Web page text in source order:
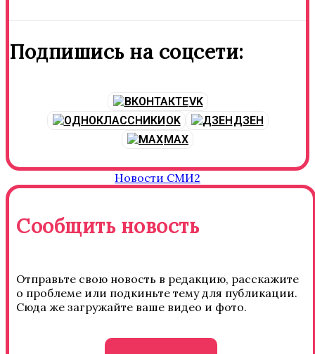
Подпишись на соцсети:
VK
OK
ДЗЕН
MAX
Новости СМИ2
Сообщить новость
Отправьте свою новость в редакцию, расскажите
о проблеме или подкиньте тему для публикации.
Сюда же загружайте ваше видео и фото.